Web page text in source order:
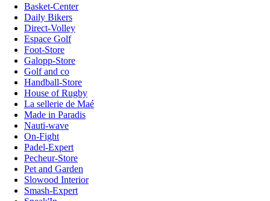
Basket-Center
Daily Bikers
Direct-Volley
Espace Golf
Foot-Store
Galopp-Store
Golf and co
Handball-Store
House of Rugby
La sellerie de Maé
Made in Paradis
Nauti-wave
On-Fight
Padel-Expert
Pecheur-Store
Pet and Garden
Slowood Interior
Smash-Expert